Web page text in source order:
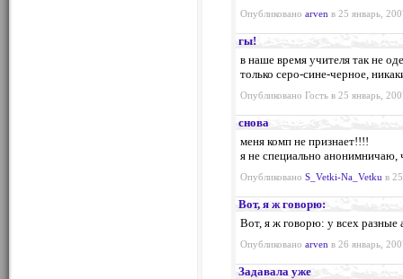
Опубликовано arven в 25 январь,
гы!
в наше время учителя так не
только серо-сине-черное,
Опубликовано Гость в 25 январь,
снова
меня комп не признает!!!!
я не специально анонимничаю,
Опубликовано S_Vetki-Na_Vetku в
Вот, я ж говорю:
Вот, я ж говорю: у всех разные
Опубликовано arven в 26 январь,
Задавала уже